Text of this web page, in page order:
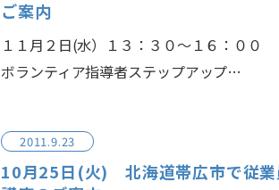
ご案内
１１月２日(水）１３：３０～１６：０
ボランティア指導者ステップアップ…
2011.9.23
10月25日(火) 北海道帯広市で従業